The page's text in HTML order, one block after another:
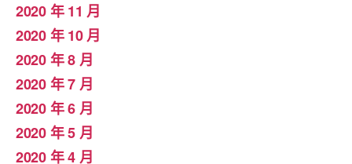
2020 年 11 月
2020 年 10 月
2020 年 8 月
2020 年 7 月
2020 年 6 月
2020 年 5 月
2020 年 4 月